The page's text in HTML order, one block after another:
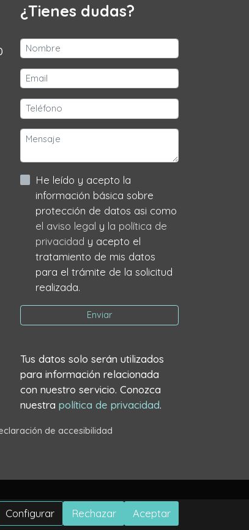
¿Tienes dudas?
He leído y acepto la
información básica sobre
protección de datos asi como
el aviso legal y la política de
privacidad y acepto el
tratamiento de mis datos
para el trámite de la solicitud
realizada.
Enviar
Tus datos solo serán utilizados
para información relacionada
con nuestro servicio. Conozca
nuestra política de privacidad.
de accesibilidad
Configurar Rechazar Aceptar